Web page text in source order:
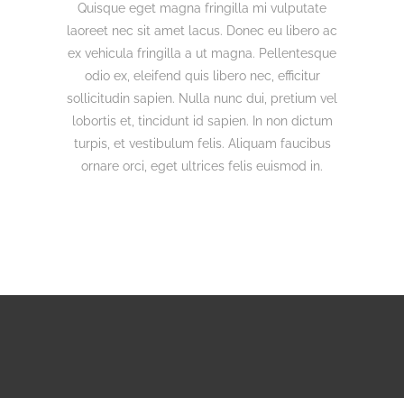
Quisque eget magna fringilla mi vulputate
laoreet nec sit amet lacus. Donec eu libero ac
ex vehicula fringilla a ut magna. Pellentesque
odio ex, eleifend quis libero nec, efficitur
sollicitudin sapien. Nulla nunc dui, pretium vel
lobortis et, tincidunt id sapien. In non dictum
turpis, et vestibulum felis. Aliquam faucibus
ornare orci, eget ultrices felis euismod in.